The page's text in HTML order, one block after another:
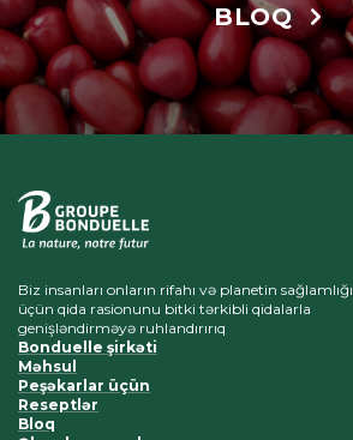
BLOQ
Biz insanları onların rifahı və planetin sağlamlığı
üçün qida rasionunu bitki tərkibli qidalarla
genişləndirməyə ruhlandırırıq
Bonduelle şirkəti
Məhsul
Peşəkarlar üçün
Reseptlər
Bloq